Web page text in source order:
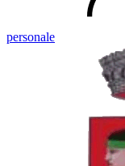
personale